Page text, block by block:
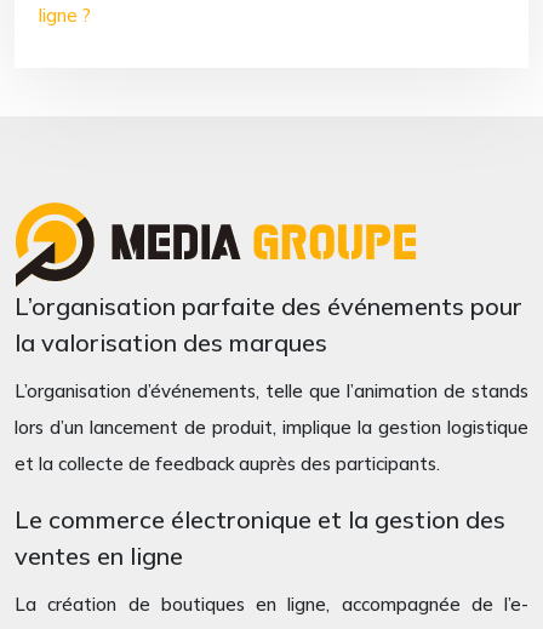
ligne ?
L’organisation parfaite des événements pour
la valorisation des marques
L’organisation d’événements, telle que l’animation de stands
lors d’un lancement de produit, implique la gestion logistique
et la collecte de feedback auprès des participants.
Le commerce électronique et la gestion des
ventes en ligne
La création de boutiques en ligne, accompagnée de l’e-